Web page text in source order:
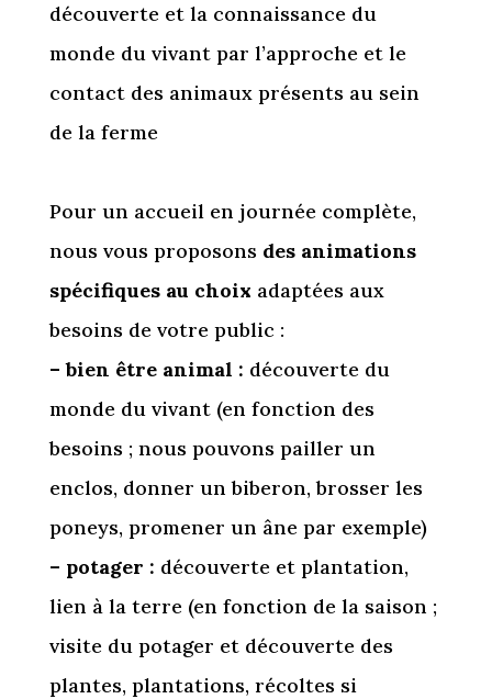
découverte et la connaissance du
monde du vivant par l’approche et le
contact des animaux présents au sein
de la ferme
Pour un accueil en journée complète,
nous vous proposons des animations
spécifiques au choix adaptées aux
besoins de votre public :
– bien être animal : découverte du
monde du vivant (en fonction des
besoins ; nous pouvons pailler un
enclos, donner un biberon, brosser les
poneys, promener un âne par exemple)
– potager : découverte et plantation,
lien à la terre (en fonction de la saison ;
visite du potager et découverte des
plantes, plantations, récoltes si